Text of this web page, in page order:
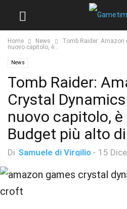
Home News
Tomb Raider: Amazon
nuovo capitolo, è...
News
Tomb Raider:
Crystal
nuovo capitolo,
Budget più alto
Di Samuele di Virgilio - 15